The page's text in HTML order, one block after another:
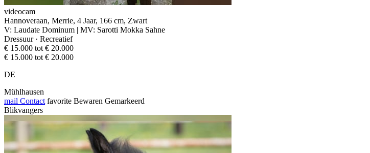
videocam
Hannoveraan, Merrie, 4 Jaar, 166 cm, Zwart
V: Laudate Dominum | MV: Sarotti Mokka Sahne
Dressuur · Recreatief
€ 15.000 tot € 20.000
€ 15.000 tot € 20.000
DE
Mühlhausen
mail Contact favorite Bewaren Gemarkeerd
Blikvangers